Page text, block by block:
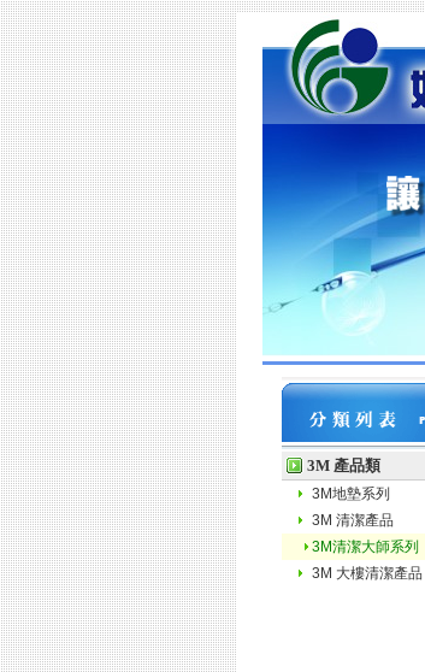
3M 產品類
3M地墊系列
3M 清潔產品
3M清潔大師系列
3M 大樓清潔產品